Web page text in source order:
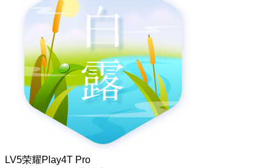
LV5荣耀Play4T Pro